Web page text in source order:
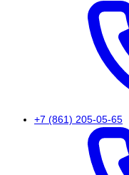
+7 (861) 205-05-65